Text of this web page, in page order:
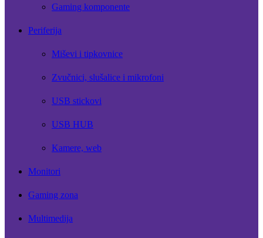
Gaming komponente
Periferija
Miševi i tipkovnice
Zvučnici, slušalice i mikrofoni
USB stickovi
USB HUB
Kamere, web
Monitori
Gaming zona
Multimedija